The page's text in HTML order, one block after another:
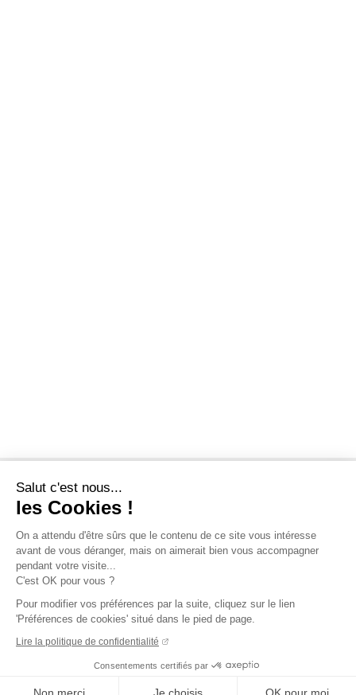
Salut c'est nous...
les Cookies !
On a attendu d'être sûrs que le contenu de ce site vous intéresse
avant de vous déranger, mais on aimerait bien vous accompagner
pendant votre visite...
C'est OK pour vous ?
Pour modifier vos préférences par la suite, cliquez sur le lien
'Préférences de cookies' situé dans le pied de page.
Lire la politique de confidentialité
Consentements certifiés par